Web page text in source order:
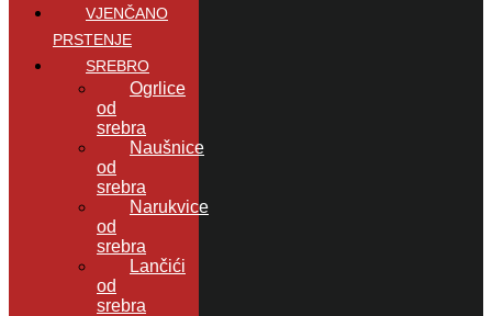
VJENČANO
PRSTENJE
SREBRO
Ogrlice
od
srebra
Naušnice
od
srebra
Narukvice
od
srebra
Lančići
od
srebra